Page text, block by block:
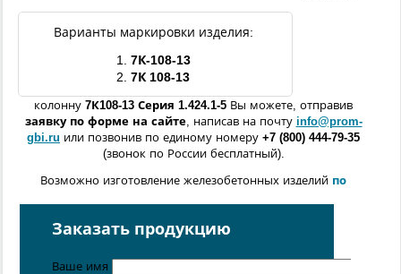
Варианты маркировки изделия:
1.
7К-108-13
2. 7К 108-13
колонну 7К108-13 Серия 1.424.1-5 Вы можете, отправив
заявку по форме на сайте, написав на почту info@prom-
gbi.ru или позвонив по единому номеру +7 (800) 444-79-35
(звонок по России бесплатный).
Возможно изготовление железобетонных изделий по
Поставка осуществляется с производственных площадок,
Санкт-Петербурге
Хабаровске,Ростове-на-Дону,Екатеринбурге,
Заказать продукцию
Ваше имя